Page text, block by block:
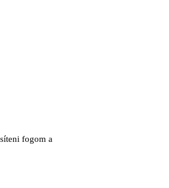
fogom a